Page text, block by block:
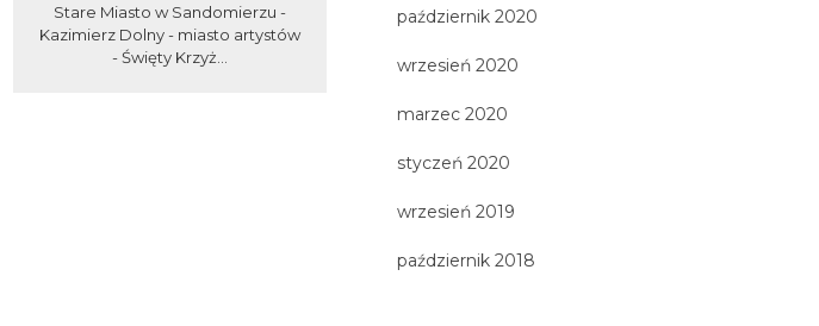
Stare Miasto w Sandomierzu -
Kazimierz Dolny - miasto artystów
- Święty Krzyż...
przyrody - bogate w lasy, czyste
październik 2020
wrzesień 2020
marzec 2020
styczeń 2020
wrzesień 2019
październik 2018